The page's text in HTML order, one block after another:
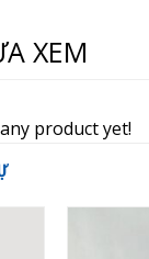
XEM
product yet!